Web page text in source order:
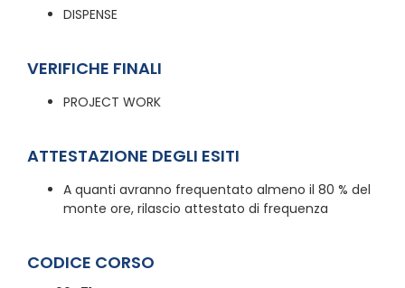
DISPENSE
VERIFICHE FINALI
PROJECT WORK
ATTESTAZIONE DEGLI ESITI
A quanti avranno frequentato almeno il 80 % del
monte ore, rilascio attestato di frequenza
CODICE CORSO